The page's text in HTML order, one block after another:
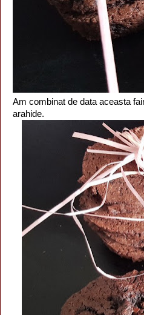
Am combinat de data aceasta
arahide.